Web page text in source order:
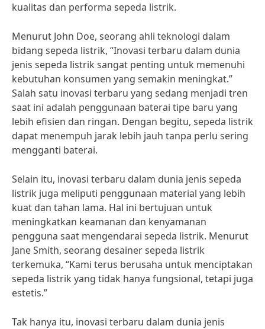
kualitas dan performa sepeda listrik.
Menurut John Doe, seorang ahli teknologi dalam
bidang sepeda listrik, “Inovasi terbaru dalam dunia
jenis sepeda listrik sangat penting untuk memenuhi
kebutuhan konsumen yang semakin meningkat.”
Salah satu inovasi terbaru yang sedang menjadi tren
saat ini adalah penggunaan baterai tipe baru yang
lebih efisien dan ringan. Dengan begitu, sepeda listrik
dapat menempuh jarak lebih jauh tanpa perlu sering
mengganti baterai.
Selain itu, inovasi terbaru dalam dunia jenis sepeda
listrik juga meliputi penggunaan material yang lebih
kuat dan tahan lama. Hal ini bertujuan untuk
meningkatkan keamanan dan kenyamanan
pengguna saat mengendarai sepeda listrik. Menurut
Jane Smith, seorang desainer sepeda listrik
terkemuka, “Kami terus berusaha untuk menciptakan
sepeda listrik yang tidak hanya fungsional, tetapi juga
estetis.”
Tak hanya itu, inovasi terbaru dalam dunia jenis